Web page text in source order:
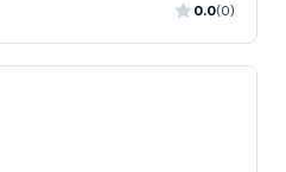
0.0(0)